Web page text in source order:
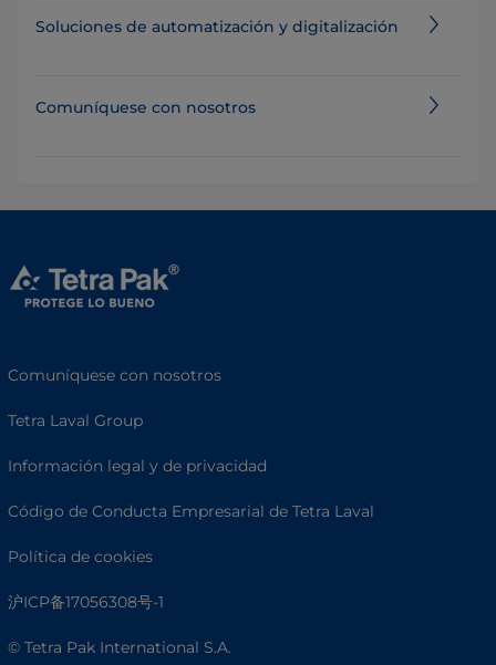
Soluciones de automatización y digitalización
Comuníquese con nosotros
Comuníquese con nosotros
Tetra Laval Group
Información legal y de privacidad
Código de Conducta Empresarial de Tetra Laval
Política de cookies
沪ICP备17056308号-1
© Tetra Pak International S.A.